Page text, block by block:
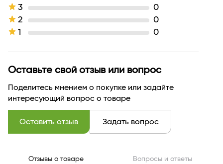
3
0
2
0
1
0
Оставьте свой отзыв или вопрос
Поделитесь мнением о покупке или задайте
интересующий вопрос о товаре
Оставить отзыв Задать вопрос
Отзывы о товаре Вопросы и ответы